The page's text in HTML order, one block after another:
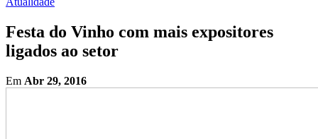
Festa do Vinho com mais expositores
ligados ao setor
Em Abr 29, 2016